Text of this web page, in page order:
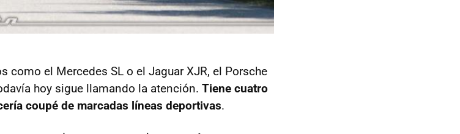
como el Mercedes SL o el JaguarXJR, el Porsche
hoy sigue llamando la atención. Tiene cuatro
coupé de marcadas líneas deportivas.